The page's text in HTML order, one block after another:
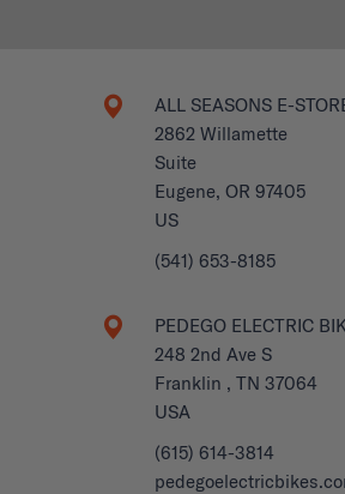
ALL SEASONS E-
2862 Willamette
Suite
Eugene, OR 97405
US
(541) 653-8185
PEDEGO ELECTRIC
248 2nd Ave S
Franklin , TN 37064
USA
(615) 614-3814